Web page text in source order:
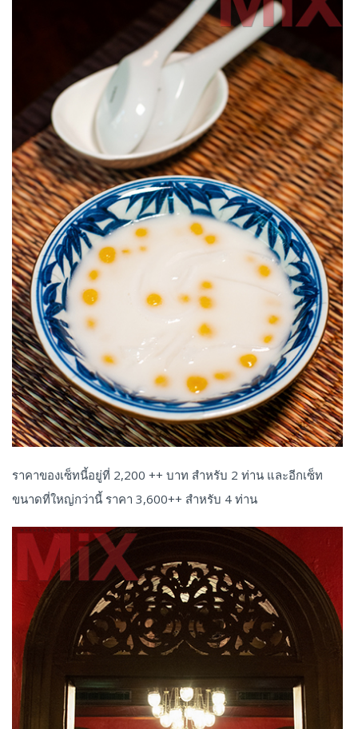
ราคาของเซ็ทนี้อยู่ที่ 2,200 ++ บาท สำหรับ 2 ท่าน และอีกเซ็ท
ขนาดที่ใหญ่กว่านี้ ราคา 3,600++ สำหรับ 4 ท่าน